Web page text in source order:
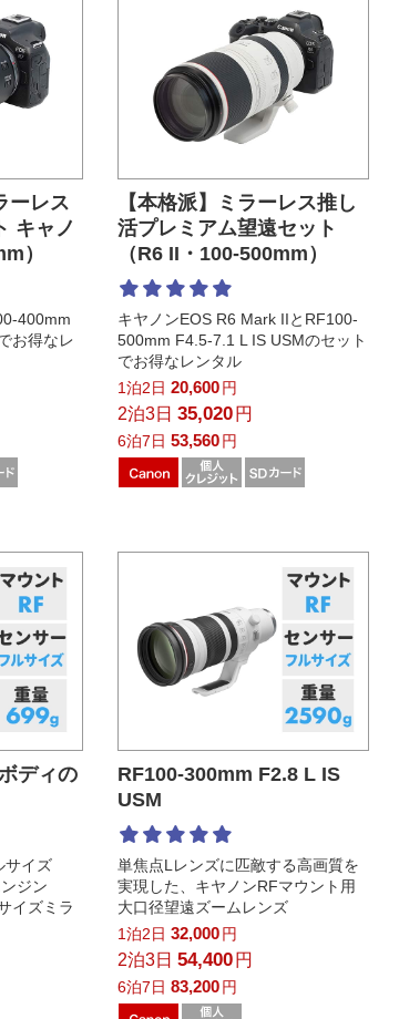
ーレス
キャノ
）
400mm
お得なレ
【本格派】ミラーレス推し
活プレミアム望遠セット
（R6 II・100-500mm）
キヤノンEOS R6 Mark IIとRF100-
500mm F4.5-7.1 L IS USMのセット
でお得なレンタル
1泊2日 20,600 円
2泊3日 35,020 円
6泊7日 53,560 円
ディの
サイズ
ジン
イズミラ
RF100-300mm F2.8 L IS
USM
単焦点Lレンズに匹敵する高画質を
実現した、キヤノンRFマウント用
大口径望遠ズームレンズ
1泊2日 32,000 円
2泊3日 54,400 円
6泊7日 83,200 円